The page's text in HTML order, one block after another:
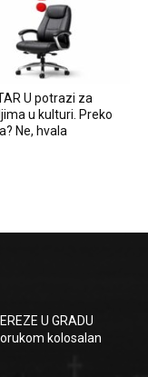
U potrazi za
u kulturi. Preko
Ne, hvala
U GRADU
kolosalan